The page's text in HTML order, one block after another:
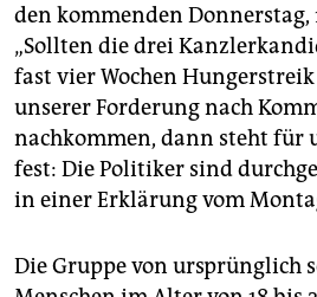
den kommenden Donnerstag,
„Sollten die drei
fast vier Wochen
unserer Forderung nach
nachkommen, dann steht für
fest: Die Politiker sind
in einer Erklärung vom
Die Gruppe von ursprünglich